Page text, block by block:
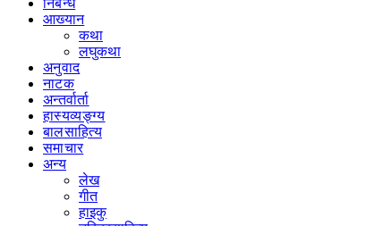
निबन्ध
आख्यान
कथा
लघुकथा
अनुवाद
नाटक
अन्तर्वार्ता
हास्यव्यङ्ग्य
बालसाहित्य
समाचार
अन्य
लेख
गीत
हाइकु